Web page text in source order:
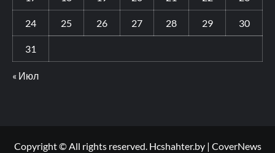
24 25 26 27 28 29 30
31
« Июл
Copyright © All rights reserved. Hcshahter.by | CoverNews